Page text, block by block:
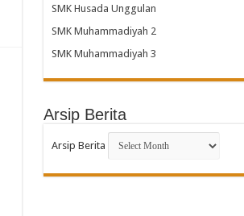
SMK Husada Unggulan
SMK Muhammadiyah 2
SMK Muhammadiyah 3
Arsip Berita
Arsip Berita